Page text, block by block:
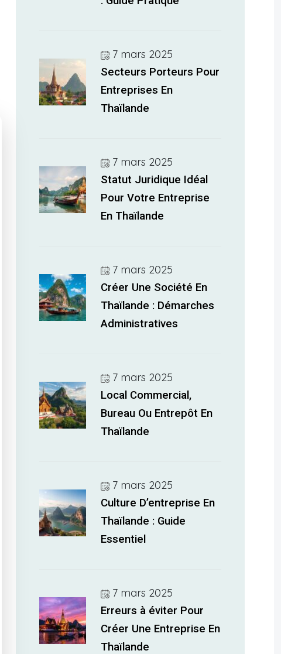
7 mars 2025
Secteurs Porteurs Pour
Entreprises En
Thaïlande
7 mars 2025
Statut Juridique Idéal
Pour Votre Entreprise
En Thaïlande
7 mars 2025
Créer Une Société En
Thaïlande : Démarches
Administratives
7 mars 2025
Local Commercial,
Bureau Ou Entrepôt En
Thaïlande
7 mars 2025
Culture D’entreprise En
Thaïlande : Guide
Essentiel
7 mars 2025
Erreurs à éviter Pour
Créer Une Entreprise En
Thaïlande